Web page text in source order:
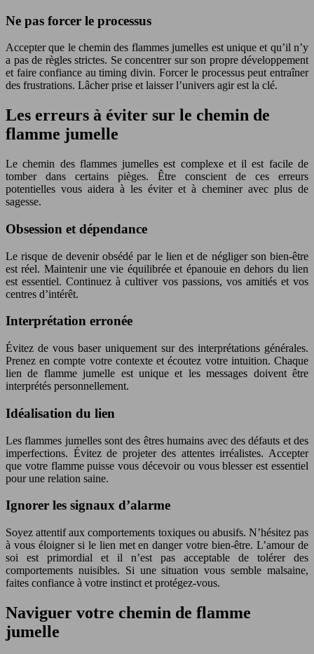
Ne pas forcer le processus
Accepter que le chemin des flammes jumelles est unique et qu’il n’y
a pas de règles strictes. Se concentrer sur son propre développement
et faire confiance au timing divin. Forcer le processus peut entraîner
des frustrations. Lâcher prise et laisser l’univers agir est la clé.
Les erreurs à éviter sur le chemin de
flamme jumelle
Le chemin des flammes jumelles est complexe et il est facile de
tomber dans certains pièges. Être conscient de ces erreurs
potentielles vous aidera à les éviter et à cheminer avec plus de
sagesse.
Obsession et dépendance
Le risque de devenir obsédé par le lien et de négliger son bien-être
est réel. Maintenir une vie équilibrée et épanouie en dehors du lien
est essentiel. Continuez à cultiver vos passions, vos amitiés et vos
centres d’intérêt.
Interprétation erronée
Évitez de vous baser uniquement sur des interprétations générales.
Prenez en compte votre contexte et écoutez votre intuition. Chaque
lien de flamme jumelle est unique et les messages doivent être
interprétés personnellement.
Idéalisation du lien
Les flammes jumelles sont des êtres humains avec des défauts et des
imperfections. Évitez de projeter des attentes irréalistes. Accepter
que votre flamme puisse vous décevoir ou vous blesser est essentiel
pour une relation saine.
Ignorer les signaux d’alarme
Soyez attentif aux comportements toxiques ou abusifs. N’hésitez pas
à vous éloigner si le lien met en danger votre bien-être. L’amour de
soi est primordial et il n’est pas acceptable de tolérer des
comportements nuisibles. Si une situation vous semble malsaine,
faites confiance à votre instinct et protégez-vous.
Naviguer votre chemin de flamme
jumelle